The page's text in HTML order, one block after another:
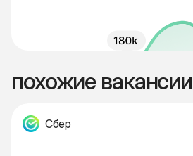
похожие вакансии
Сбер